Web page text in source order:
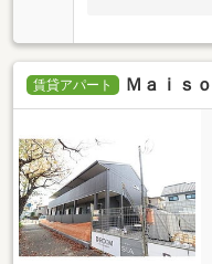
賃貸アパート Ｍａｉｓ